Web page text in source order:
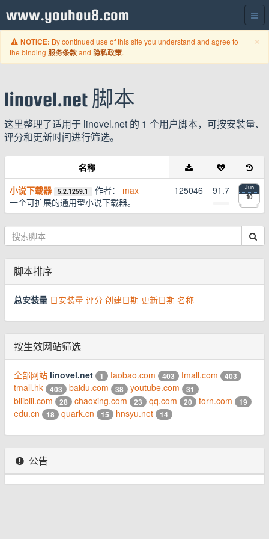
www.youhou8.com
×
NOTICE: By continued use of this site you understand and agree to
the binding 服务条款and 隐私政策.
linovel.net 脚本
这里整理了适用于 linovel.net 的 1 个用户脚本，可按安装量、
评分和更新时间进行筛选。
名称
小说下载器
5.2.1259.1 作者： max
一个可扩展的通用型小说下载器。
125046 91.7 Jun
10
脚本排序
总安装量 日安装量 评分 创建日期 更新日期 名称
按生效网站筛选
全部网站 linovel.net 1 taobao.com 403 tmall.com 403
tmall.hk 403 baidu.com 38 youtube.com 31
bilibili.com 28 chaoxing.com 23 qq.com 20 torn.com 19
edu.cn 18 quark.cn 15 hnsyu.net 14
公告